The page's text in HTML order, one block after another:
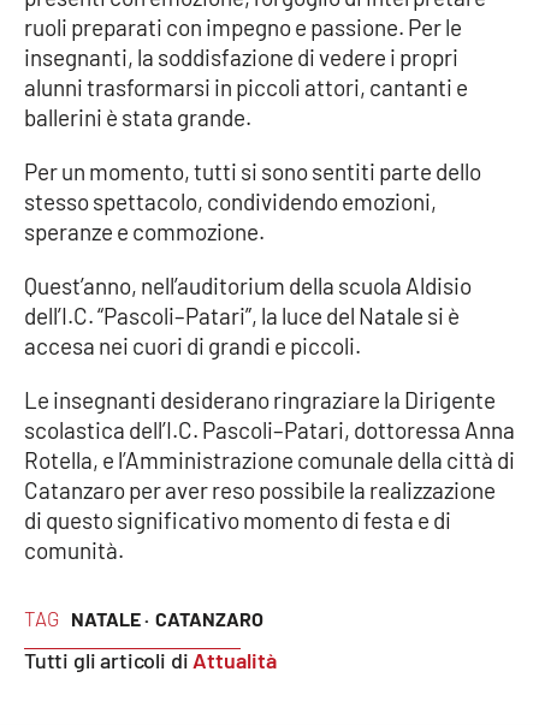
TAG NATALE · CATANZARO
Tutti gli articoli di Attualità
ruoli preparati con impegno e passione. Per le
insegnanti, la soddisfazione di vedere i propri
alunni trasformarsi in piccoli attori, cantanti e
ballerini è stata grande.
Per un momento, tutti si sono sentiti parte dello
stesso spettacolo, condividendo emozioni,
speranze e commozione.
Quest’anno, nell’auditorium della scuola Aldisio
dell’I.C. “Pascoli–Patari”, la luce del Natale si è
accesa nei cuori di grandi e piccoli.
Le insegnanti desiderano ringraziare la Dirigente
scolastica dell’I.C. Pascoli–Patari, dottoressa Anna
Rotella, e l’Amministrazione comunale della città di
Catanzaro per aver reso possibile la realizzazione
di questo significativo momento di festa e di
comunità.